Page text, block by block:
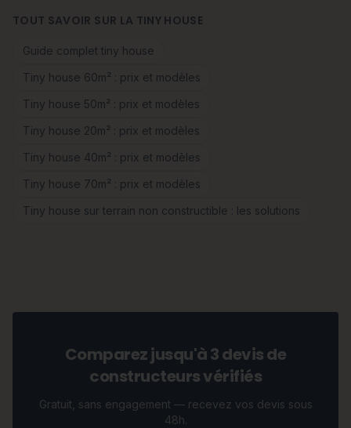
TOUT SAVOIR SUR LA TINY HOUSE
Guide complet tiny house
Tiny house 60m² : prix et modèles
Tiny house 50m² : prix et modèles
Tiny house 20m² : prix et modèles
Tiny house 40m² : prix et modèles
Tiny house 70m² : prix et modèles
Tiny house sur terrain non constructible : les solutions
Comparez jusqu'à 3 devis de
constructeurs vérifiés
Gratuit, sans engagement — recevez vos devis sous
48h.